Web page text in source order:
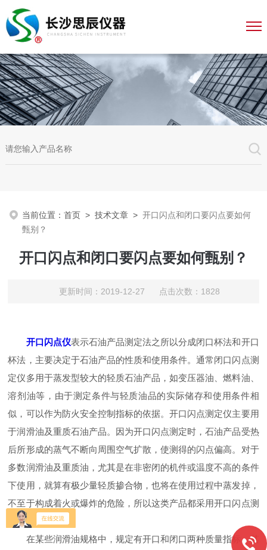
当前位置：首页 >技术文章 >开口闪点和闭口要闪点要如何
甄别？
开口闪点和闭口要闪点要如何甄别？
更新时间：2019-12-27 点击次数：1828
开口闪点仪表示石油产品测定法之所以分成闭口杯法和开口
杯法，主要决定于石油产品的性质和使用条件。通常闭口闪点测
定仪多用于蒸发型较大的轻质石油产品，如变压器油、燃料油、
溶剂油等，由于测定条件与轻质油品的实际储存和使用条件相
似，可以作为防火安全控制指标的依据。开口闪点测定仪主要用
于润滑油及重质石油产品。因为开口闪点测定时，石油产品受热
后所形成的蒸气不断向周围空气扩散，使测得的闪点偏高。对于
多数润滑油及重质油，尤其是在非密闭的机件或温度不高的条件
下使用，就算有极少量轻质掺合物，也将在使用过程中蒸发掉，
不至于构成着火或爆炸的危险，所以这类产品都采用开口闪点测
定仪测量。
在某些润滑油规格中，规定有开口和闭口两种质量指标。其